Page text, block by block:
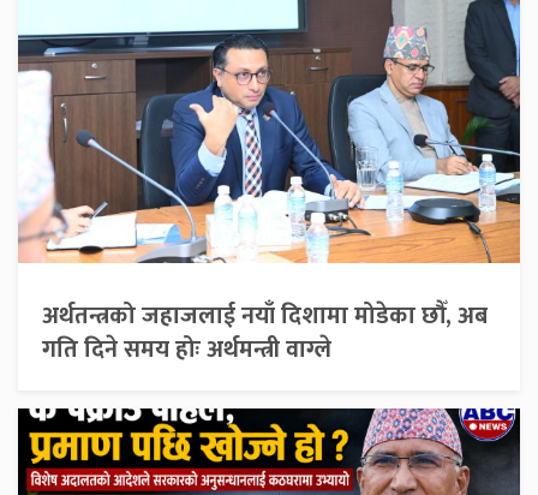
अर्थतन्त्रको जहाजलाई नयाँ दिशामा मोडेका छौँ, अब
गति दिने समय होः अर्थमन्त्री वाग्ले